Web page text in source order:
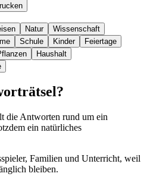
Natur
Wissenschaft
Schule Kinder
Feiertage
Haushalt
die Antworten rund um ein
ein natürliches
Familien und Unterricht, weil
bleiben.